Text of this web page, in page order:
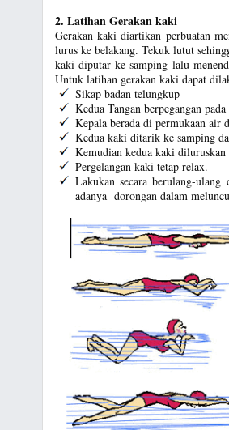
2. Latihan Gerakan kaki
Gerakan kaki diartikan perbuatan
lurus ke belakang. Tekuk lutut
kaki diputar ke samping lalu
Untuk latihan gerakan kaki dapat
Sikap badan telungkup
Kedua Tangan berpegangan
Kepala berada di permukaan air
Kedua kaki ditarik ke samping
Kemudian kedua kaki
Pergelangan kaki tetap relax.
Lakukan secara berulang-ulang
adanya dorongan dalam